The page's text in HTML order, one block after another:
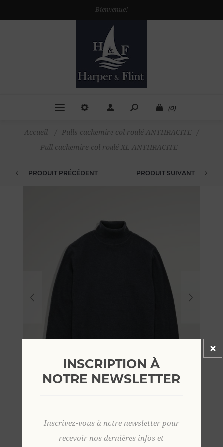
Bienvenue!
(0)
Accueil / Pulls cachemire col roulé ANTHRACITE
/
Pull cachemire col roulé XL ANTHRACITE
PRODUIT PRÉCÉDENT PRODUIT SUIVANT
INSCRIPTION À
NOTRE NEWSLETTER
Inscrivez-vous à notre newsletter pour
recevoir nos dernières infos et